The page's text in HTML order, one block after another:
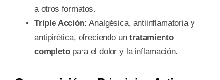
a otros formatos.
Triple Acción: Analgésica, antiinflamatoria y
antipirética, ofreciendo untratamiento
completopara el dolor y la inflamación.